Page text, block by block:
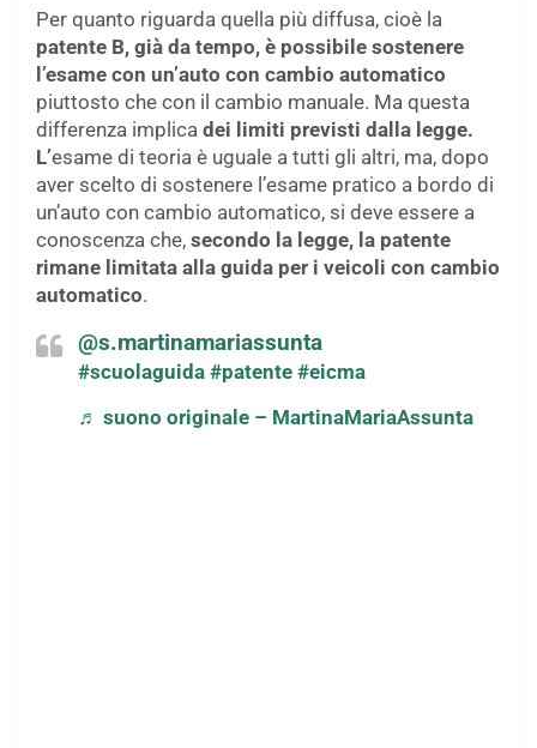
Per quanto riguarda quella più diffusa, cioè la
patente B, già da tempo, è possibile sostenere
l’esame con un’auto con cambio automatico
piuttosto che con il cambio manuale. Ma questa
differenza implica dei limiti previsti dalla legge.
L’esame di teoria è uguale a tutti gli altri, ma, dopo
aver scelto di sostenere l’esame pratico a bordo di
un’auto con cambio automatico, si deve essere a
conoscenza che, secondo la legge, la patente
rimane limitata alla guida per i veicoli con cambio
automatico.
@s.martinamariassunta
#scuolaguida #patente #eicma
♬ suono originale – MartinaMariaAssunta